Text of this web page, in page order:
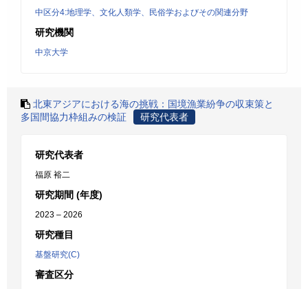
中区分4:地理学、文化人類学、民俗学およびその関連分野
研究機関
中京大学
北東アジアにおける海の挑戦：国境漁業紛争の収束策と
多国間協力枠組みの検証
研究代表者
研究代表者
福原 裕二
研究期間 (年度)
2023 – 2026
研究種目
基盤研究(C)
審査区分